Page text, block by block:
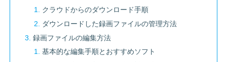
クラウドからのダウンロード手順
ダウンロードした録画ファイルの管理方法
録画ファイルの編集方法
基本的な編集手順とおすすめソフト